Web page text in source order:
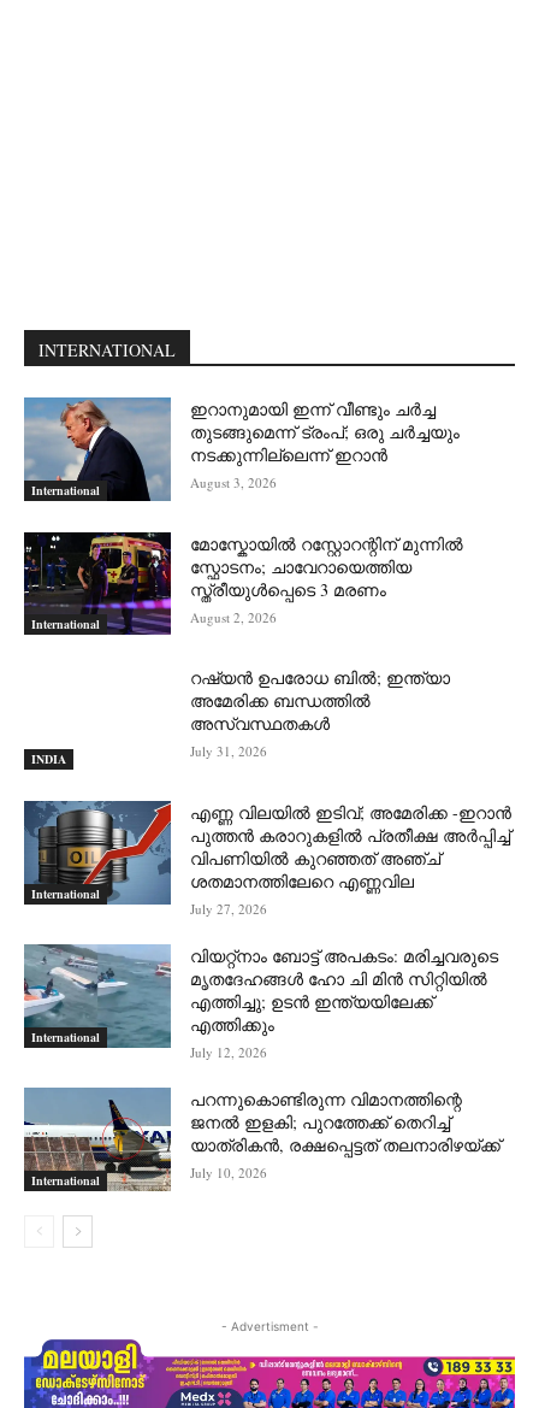
INTERNATIONAL
International
ഇറാനുമായി ഇന്ന് വീണ്ടും ചര്‍ച്ച
തുടങ്ങുമെന്ന് ട്രംപ്; ഒരു ചര്‍ച്ചയും
നടക്കുന്നില്ലെന്ന് ഇറാന്‍
August 3, 2026
International
മോസ്കോയിൽ റസ്റ്റോറന്റിന് മുന്നിൽ
സ്ഫോടനം; ചാവേറായെത്തിയ
സ്ത്രീയുൾപ്പെടെ 3 മരണം
August 2, 2026
INDIA
റഷ്യന്‍ ഉപരോധ ബില്‍; ഇന്ത്യാ
അമേരിക്ക ബന്ധത്തില്‍
അസ്വസ്ഥതകള്‍
July 31, 2026
International
എണ്ണ വിലയില്‍ ഇടിവ്; അമേരിക്ക -ഇറാന്‍
പുത്തന്‍ കരാറുകളില്‍ പ്രതീക്ഷ അര്‍പ്പിച്ച്
വിപണിയില്‍ കുറഞ്ഞത് അഞ്ച്
ശതമാനത്തിലേറെ എണ്ണവില
July 27, 2026
International
വിയറ്റ്നാം ബോട്ട് അപകടം: മരിച്ചവരുടെ
മൃതദേഹങ്ങൾ ഹോ ചി മിൻ സിറ്റിയിൽ
എത്തിച്ചു; ഉടൻ ഇന്ത്യയിലേക്ക്
എത്തിക്കും
July 12, 2026
International
പറന്നുകൊണ്ടിരുന്ന വിമാനത്തിന്റെ
ജനൽ ഇളകി; പുറത്തേക്ക് തെറിച്ച്
യാത്രികൻ, രക്ഷപ്പെട്ടത് തലനാരിഴയ്ക്ക്
July 10, 2026
- Advertisment -